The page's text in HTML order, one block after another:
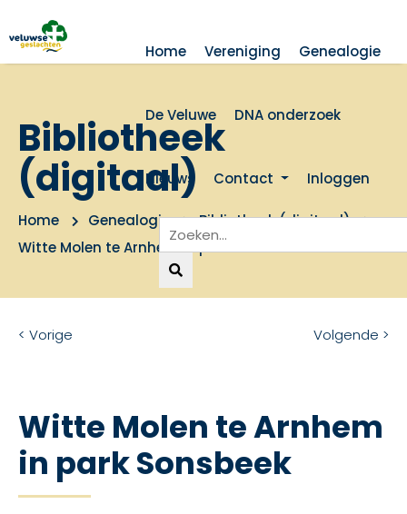
Home Vereniging Genealogie
De Veluwe DNA onderzoek
Nieuws Contact Inloggen
Bibliotheek
(digitaal)
Home Genealogie
Bibliotheek (digitaal)
Witte Molen te Arnhem in park Sonsbeek
< Vorige Volgende >
Witte Molen te Arnhem
in park Sonsbeek